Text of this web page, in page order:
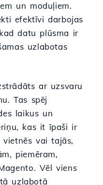
un moduļiem.
efektīvi darbojas
datu plūsma ir
uzlabotas
ar uzsvaru
Tas spēj
laikus un
kas it īpaši ir
vietnēs vai tajās,
piemēram,
Vēl viens
uzlabotā